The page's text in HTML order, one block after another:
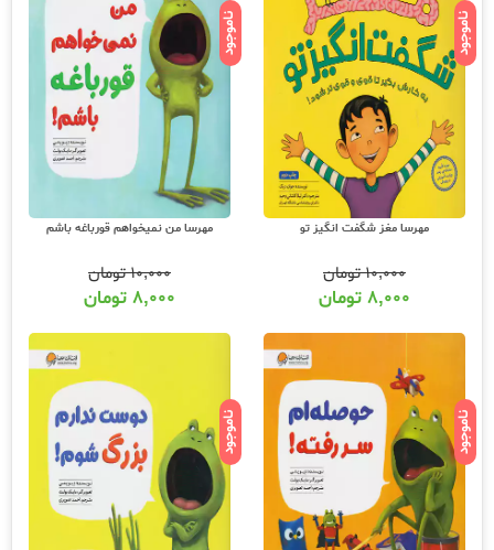
ناموجود
مهرسا مغز شگفت انگیز تو
۱۰,۰۰۰تومان
۸,۰۰۰ تومان
ناموجود
مهرسا من نمیخواهم قورباغه باشم
۱۰,۰۰۰تومان
۸,۰۰۰ تومان
ناموجود ناموجود